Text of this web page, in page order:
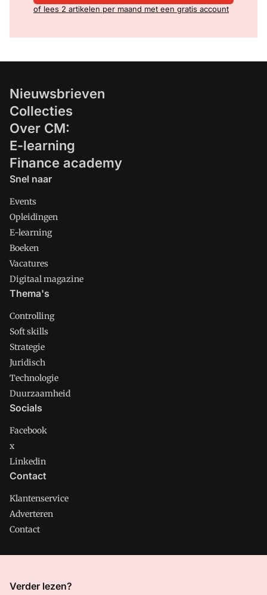
of lees 2 artikelen per maand met een gratis account
Nieuwsbrieven
Collecties
Over CM:
E-learning
Finance academy
Snel naar
Events
Opleidingen
E-learning
Boeken
Vacatures
Digitaal magazine
Thema's
Controlling
Soft skills
Strategie
Juridisch
Technologie
Duurzaamheid
Socials
Facebook
x
Linkedin
Contact
Klantenservice
Adverteren
Contact
CMweb is onderdeel van VMN media. Lees in
Verder lezen?